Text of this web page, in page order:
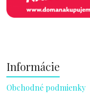
Informácie
Obchodné podmienky